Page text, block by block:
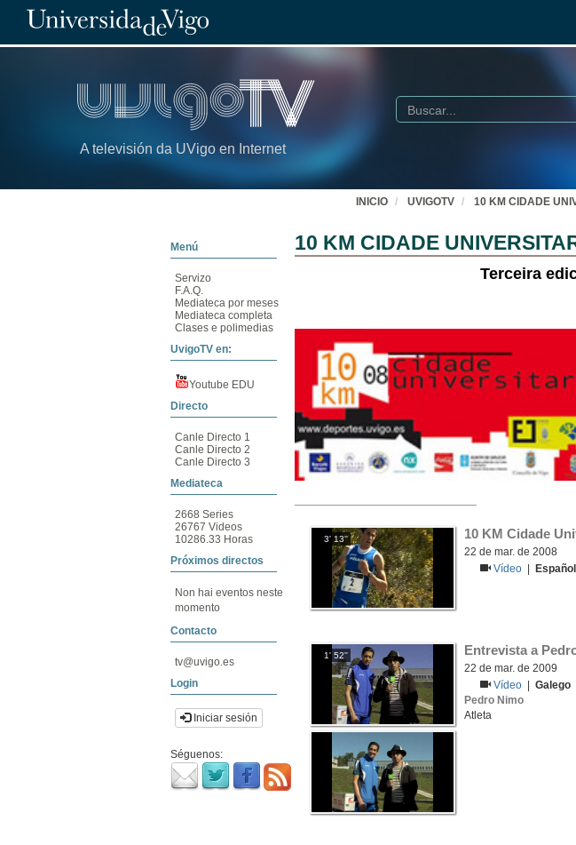
A televisión da UVigo en Internet
Buscar
INICIO UVIGOTV 10 KM CIDADE
Menú
Servizo
F.A.Q.
Mediateca por meses
Mediateca completa
Clases e polimedias
UvigoTV en:
Youtube EDU
Directo
Canle Directo 1
Canle Directo 2
Canle Directo 3
Mediateca
2668 Series
26767 Videos
10286.33 Horas
Próximos directos
Non hai eventos neste
momento
Contacto
tv@uvigo.es
Login
Iniciar sesión
Séguenos:
10 KM CIDADE
Terceira
3' 13'' 10 KM Cidade
22 de mar. de 2008
Vídeo |Español
1' 52'' Entrevista a
22 de mar. de 2009
Vídeo |Galego
Pedro Nimo
Atleta